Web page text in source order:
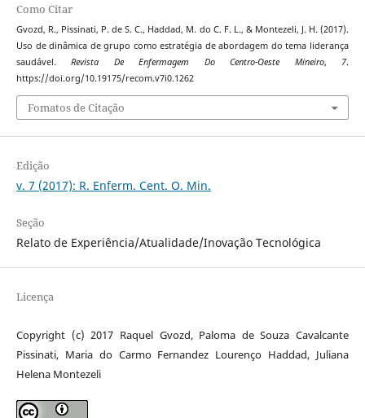
Como Citar
Gvozd, R., Pissinati, P. de S. C., Haddad, M. do C. F. L., & Montezeli, J. H. (2017).
Uso de dinâmica de grupo como estratégia de abordagem do tema liderança
saudável.Revista De Enfermagem Do Centro-Oeste Mineiro, 7.
https://doi.org/10.19175/recom.v7i0.1262
Fomatos de Citação
Edição
v. 7 (2017): R. Enferm. Cent. O. Min.
Seção
Relato de Experiência/Atualidade/Inovação Tecnológica
Licença
Copyright (c) 2017 Raquel Gvozd, Paloma de Souza Cavalcante
Pissinati, Maria do Carmo Fernandez Lourenço Haddad, Juliana
Helena Montezeli